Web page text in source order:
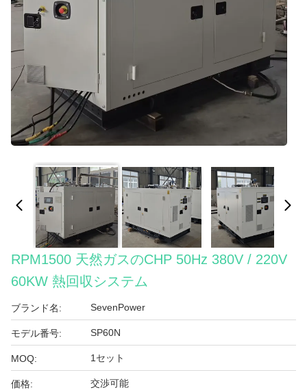
RPM1500 天然ガスのCHP 50Hz 380V / 220V
60KW 熱回収システム
ブランド名: SevenPower
モデル番号: SP60N
MOQ: 1セット
価格: 交渉可能